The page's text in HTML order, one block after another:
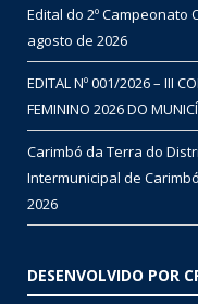
Edital do 2º Campeonato
agosto de 2026
EDITAL Nº 001/2026 – III
FEMININO 2026 DO
Carimbó da Terra do
Intermunicipal de
2026
DESENVOLVIDO POR